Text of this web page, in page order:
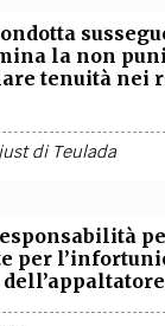
la non
tenuità nei
di Teulada
per